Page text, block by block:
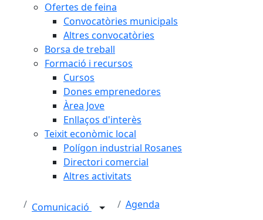
Ofertes de feina
Convocatòries municipals
Altres convocatòries
Borsa de treball
Formació i recursos
Cursos
Dones emprenedores
Àrea Jove
Enllaços d'interès
Teixit econòmic local
Polígon industrial Rosanes
Directori comercial
Altres activitats
Comunicació Agenda